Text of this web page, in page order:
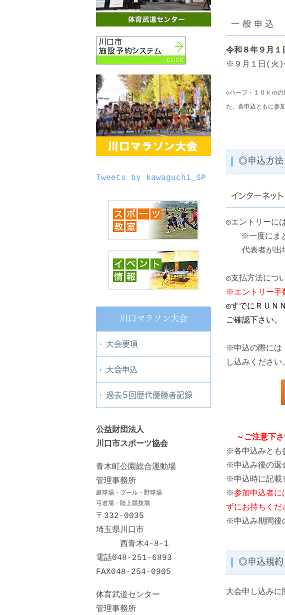
Tweets by kawaguchi_SP
川口マラソン大会
大会要項
大会申込
過去５回歴代優勝者記録
公益財団法人
川口市スポーツ協会
青木町公園総合運動場
管理事務所
庭球場・プール・野球場
弓道場・陸上競技場
〒332-0035
埼玉県川口市
西青木4-8-1
電話048-251-6893
FAX048-254-0905
体育武道センター
管理事務所
一 般 申 込
令和８年９月１
※９月１日(火)
◇ハーフ・１０ｋｍ
た、各申込ともに参
◎申込方法
インターネット
◎エントリーに
※一度にまと
代表者が出場
◎支払方法につ
※エントリー
◎すでにＲＵＮ
ご確認下さい。
※申込の際には
し込みください。
～ご注意下さ
※各申込みとも
※申込み後の返
※申込時に記載
※参加申込者に
ずにお持ちくだ
※申込み期間後
◎申込規約
大会申し込みに